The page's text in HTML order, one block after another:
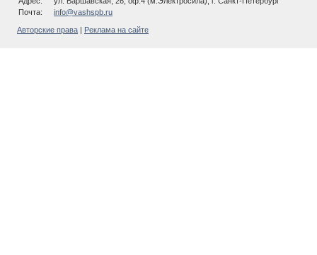
Почта:
info@vashspb.ru
Авторские права Реклама на сайте